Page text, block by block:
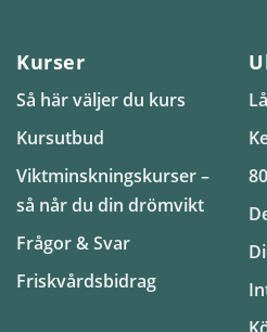
Kurser
Så här väljer du kurs
Kursutbud
Viktminskningskurser –
så når du din drömvikt
Frågor & Svar
Friskvårdsbidrag